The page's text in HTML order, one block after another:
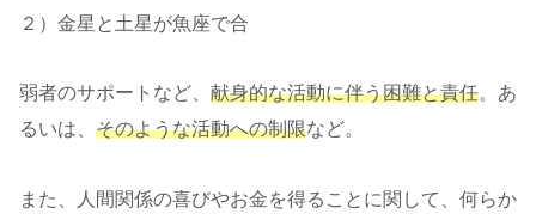
２）金星と土星が魚座で合
弱者のサポートなど、 献身的な活動に伴う困難と責任。あ
るいは、 そのような活動への制限など。
また、人間関係の喜びやお金を得ることに関して、何らか